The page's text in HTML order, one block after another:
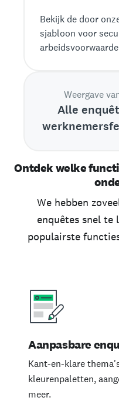
Bekijk de door
sjabloon voor
Weergave
Alle
Ontdek welke
We hebben
enquêtes snel te
populairste
Aanpasbare
Kant-en-klare
kleurenpaletten,
meer.